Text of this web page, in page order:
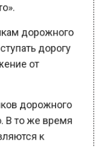
дорогу
от
дорожного
В то же время
к
Меры,
позволили в